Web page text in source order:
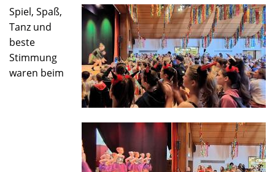
Spiel, Spaß,
Tanz und
beste
Stimmung
waren beim